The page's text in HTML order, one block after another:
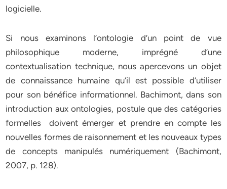
logicielle.
Si nous examinons l’ontologie d’un point de vue
philosophique moderne, imprégné d’une
contextualisation technique, nous apercevons un objet
de connaissance humaine qu’il est possible d’utiliser
pour son bénéfice informationnel. Bachimont, dans son
introduction aux ontologies, postule que des catégories
formelles doivent émerger et prendre en compte les
nouvelles formes de raisonnement et les nouveaux types
de concepts manipulés numériquement (Bachimont,
2007, p. 128).